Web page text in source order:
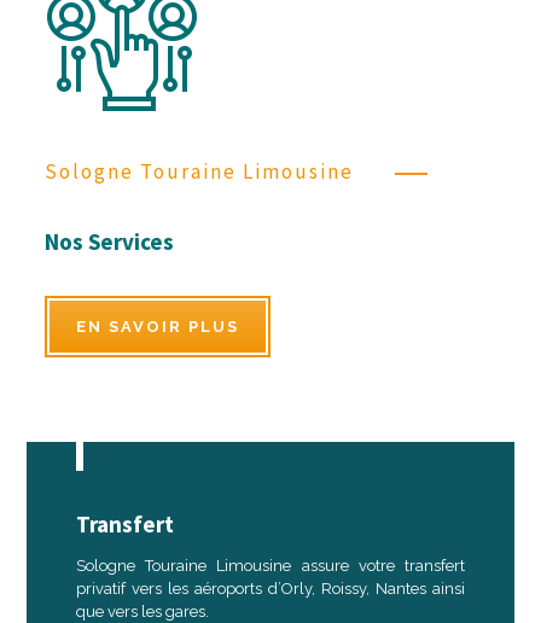
Sologne Touraine Limousine
Nos Services
EN SAVOIR PLUS
Transfert
Sologne Touraine Limousine assure votre transfert
privatif vers les aéroports d’Orly, Roissy, Nantes ainsi
que vers les gares.